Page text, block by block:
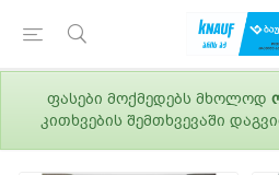
ფასები მოქმედებს მხოლოდ
კითხვების შემთხვევაში